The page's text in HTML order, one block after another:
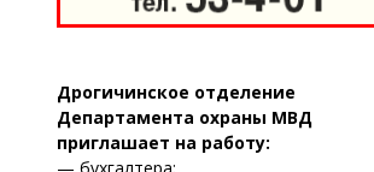
Дрогичинское отделение
Департамента охраны МВД
приглашает на работу:
— бухгалтера;